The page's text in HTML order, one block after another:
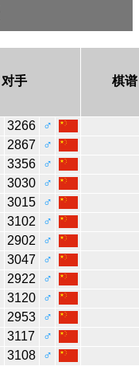
对手 棋谱
3266
♂
2867
♂
3356
♂
3030
♂
3015
♂
3102
♂
2902
♂
3047
♂
2922
♂
3120
♂
2953
♂
3117
♂
3108
♂